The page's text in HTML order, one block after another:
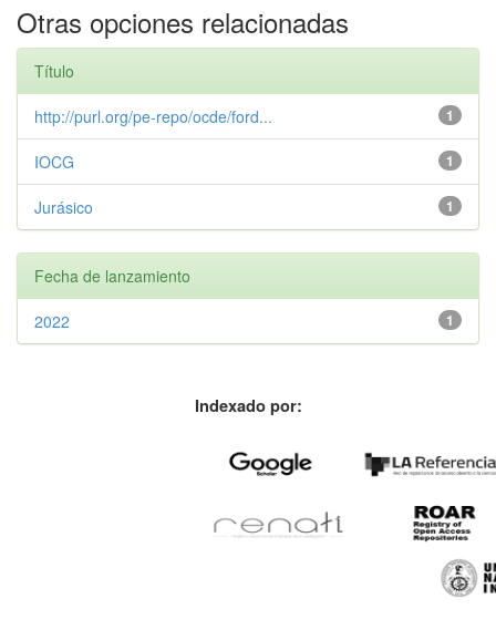
Otras opciones relacionadas
Título
1
http://purl.org/pe-repo/ocde/ford...
1
IOCG
1
Jurásico
Fecha de lanzamiento
1
2022
Indexado por: